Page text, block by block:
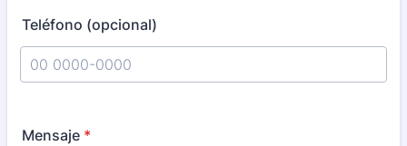
Teléfono (opcional)
Mensaje *